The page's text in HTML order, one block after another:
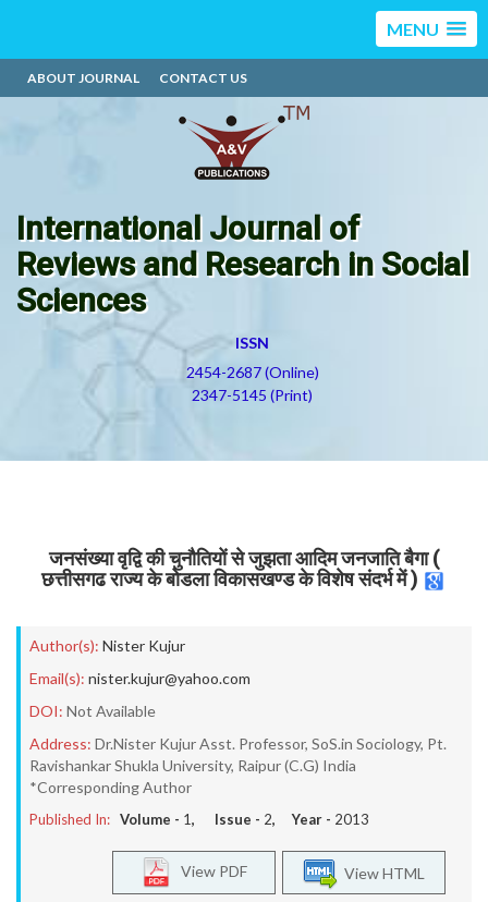
MENU
ABOUT JOURNAL CONTACT US
International Journal of
Reviews and Research in Social
Sciences
ISSN
2454-2687 (Online)
2347-5145 (Print)
जनसंख्या वृद्वि की चुनौतियों से जुझता आदिम जनजाति बैगा (
छत्तीसगढ राज्य के बोडला विकासखण्ड के विशेष संदर्भ में )
Author(s): Nister Kujur
Email(s): nister.kujur@yahoo.com
DOI: Not Available
Address: Dr.Nister Kujur Asst. Professor, SoS.in Sociology, Pt.
Ravishankar Shukla University, Raipur (C.G) India
*Corresponding Author
Published In: Volume - 1, Issue - 2, Year - 2013
View HTML
View PDF